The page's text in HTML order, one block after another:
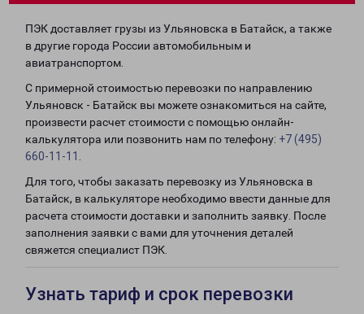
ПЭК доставляет грузы из Ульяновска в Батайск, а также
в другие города России автомобильным и
авиатранспортом.
С примерной стоимостью перевозки по направлению
Ульяновск - Батайск вы можете ознакомиться на сайте,
произвести расчет стоимости с помощью онлайн-
калькулятора или позвонить нам по телефону: +7 (495)
660-11-11
Для того, чтобы заказать перевозку из Ульяновска в
Батайск, в калькуляторе необходимо ввести данные для
расчета стоимости доставки и заполнить заявку. После
заполнения заявки с вами для уточнения деталей
свяжется специалист ПЭК.
Узнать тариф и срок перевозки